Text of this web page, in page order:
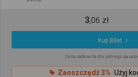
3,06 zł
Kup Bilet
Cena całkowita dla jednego
Zaoszczędź 3% Użyj